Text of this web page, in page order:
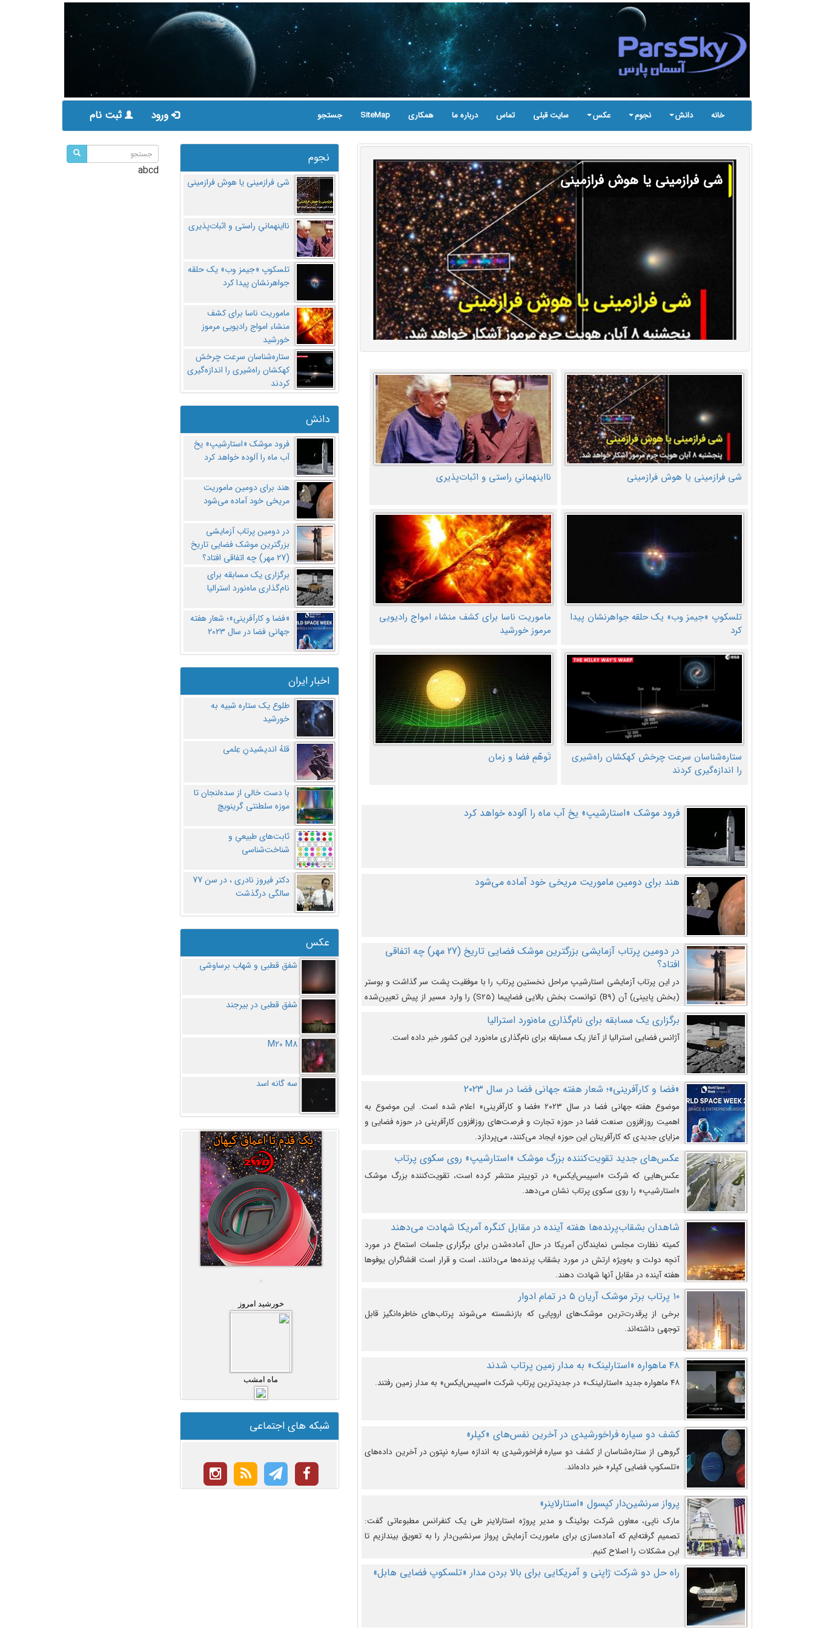
خانه دانش نجوم عکس سایت قبلی تماس درباره ما همکاری SiteMap جستجو ورود ثبت نام
شی فرازمینی یا هوش فرازمینی
شی فرازمینی یا هوش فرازمینی نااینهمانیِ راستی و اثبات‌پذیری
تلسکوپ «جیمز وب» یک حلقه جواهرنشان پیدا
کرد
ماموریت ناسا برای کشف منشاء امواج رادیویی
مرموز خورشید
ستاره‌شناسان سرعت چرخش کهکشان راه‌شیری
را اندازه‌گیری کردند
تَوهّمِ فضا و زمان
فرود موشک «استارشیپ» یخ آب ماه را آلوده خواهد کرد
هند برای دومین ماموریت مریخی خود آماده می‌شود
در دومین پرتاب آزمایشی بزرگترین موشک فضایی تاریخ (27 مهر‌) چه اتفاقی
افتاد؟
در این پرتاب آزمایشی استارشیپ مراحل نخستین پرتاب را با موفقیت پشت سر گذاشت و بوستر
(بخش پایینی) آن (B9) توانست بخش بالایی فضاپیما (S25) را وارد مسیر از پیش تعیین‌شده
کند و سپس با یک مکانیزم جدید با موفقیت از آن جدا شود. ‌
برگزاری یک مسابقه برای نام‌گذاری ماه‌نورد استرالیا
آژانس فضایی استرالیا از آغاز یک مسابقه برای نام‌گذاری ماه‌نورد این کشور خبر داده است.
«فضا و کارآفرینی»؛ شعار هفته جهانی فضا در سال ۲۰۲۳
موضوع هفته جهانی فضا در سال ۲۰۲۳ «فضا و کارآفرینی» اعلام شده است. این موضوع به
اهمیت روزافزون صنعت فضا در حوزه تجارت و فرصت‌های روزافزون کارآفرینی در حوزه فضایی و
مزایای جدیدی که کارآفرینان این حوزه ایجاد می‌کنند، می‌پردازد.
عکس‌های جدید تقویت‌کننده بزرگ موشک «استارشیپ» روی سکوی پرتاب
عکس‌هایی که شرکت «اسپیس‌ایکس» در توییتر منتشر کرده است، تقویت‌کننده بزرگ موشک
«استارشیپ» را روی سکوی پرتاب نشان می‌دهد.
شاهدان بشقاب‌پرنده‌ها هفته آینده در مقابل کنگره آمریکا شهادت می‌دهند
کمیته نظارت مجلس نمایندگان آمریکا در حال آماده‌شدن برای برگزاری جلسات استماع در مورد
آنچه دولت و به‌ویژه ارتش در مورد بشقاب پرنده‌ها می‌دانند، است و قرار است افشاگران یوفوها
هفته آینده در مقابل آنها شهادت دهند.
۱۰ پرتاب برتر موشک آریان ۵ در تمام ادوار
برخی از پرقدرت‌ترین موشک‌های اروپایی که بازنشسته می‌شوند پرتاب‌های خاطره‌انگیز قابل
توجهی داشته‌اند.
۴۸ ماهواره «استارلینک» به مدار زمین پرتاب شدند
۴۸ ماهواره جدید «استارلینک» در جدیدترین پرتاب شرکت «اسپیس‌ایکس» به مدار زمین رفتند.
کشف دو سیاره فراخورشیدی در آخرین نفس‌های «کپلر»
گروهی از ستاره‌شناسان از کشف دو سیاره فراخورشیدی به اندازه سیاره نپتون در آخرین داده‌های
«تلسکوپ فضایی کپلر» خبر داده‌اند.
پرواز سرنشین‌دار کپسول «استارلاینر»
مارک ناپی، معاون شرکت بوئینگ و مدیر پروژه استارلاینر طی یک کنفرانس مطبوعاتی گفت:
تصمیم گرفته‌ایم که آماده‌سازی برای ماموریت آزمایش پرواز سرنشین‌دار را به تعویق بیندازیم تا
این مشکلات را اصلاح کنیم.
راه حل دو شرکت ژاپنی و آمریکایی برای بالا بردن مدار «تلسکوپ فضایی هابل»
نجوم
شی فرازمینی یا هوش فرازمینی
نااینهمانیِ راستی و اثبات‌پذیری
تلسکوپ «جیمز وب» یک حلقه
جواهرنشان پیدا کرد
ماموریت ناسا برای کشف
منشاء امواج رادیویی مرموز
خورشید
ستاره‌شناسان سرعت چرخش
کهکشان راه‌شیری را اندازه‌گیری
کردند
دانش
فرود موشک «استارشیپ» یخ
آب ماه را آلوده خواهد کرد
هند برای دومین ماموریت
مریخی خود آماده می‌شود
در دومین پرتاب آزمایشی
بزرگترین موشک فضایی تاریخ
(27 مهر‌) چه اتفاقی افتاد؟
برگزاری یک مسابقه برای
نام‌گذاری ماه‌نورد استرالیا
«فضا و کارآفرینی»؛ شعار هفته
جهانی فضا در سال ۲۰۲۳
اخبار ایران
طلوع یک ستاره شبیه به
خورشید
قلهُ اندیشیدنِ عِلمی
با دست خالی از سده‌لنجان تا
موزه سلطنتی گرینویچ
ثابت‌های طبیعیِ و
شناخت‌شناسی
دکتر فیروز نادری ، در سن 77
سالگی درگذشت
عکس
شفق قطبی و شهاب برساوشی
شفق قطبی در بیرجند
M20 M8
سه گانه اسد
خورشید امروز
ماه امشب
شبکه های اجتماعی
abcd